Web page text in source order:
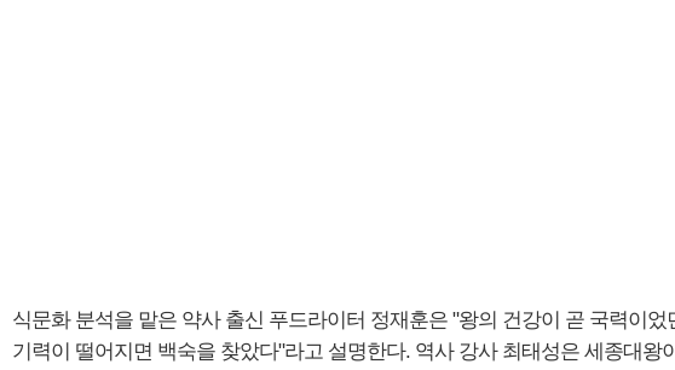
식문화 분석을 맡은 약사 출신 푸드라이터 정재훈은 "왕의 건강이 곧 국력이
기력이 떨어지면 백숙을 찾았다"라고 설명한다. 역사 강사 최태성은 세종대왕